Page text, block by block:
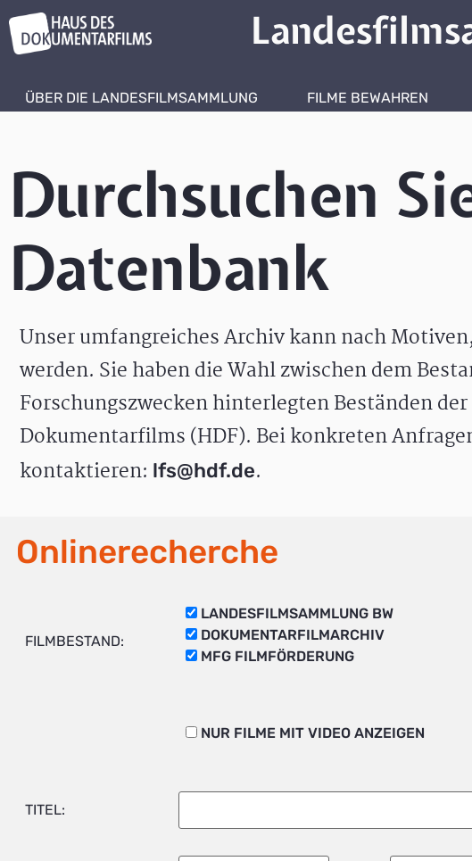
ÜBER DIE LANDESFILMSAMMLUNG FILME BEWAHREN
Durchsuchen
Datenbank
Unser umfangreiches Archiv kann nach
werden. Sie haben die Wahl zwischen dem
Forschungszwecken hinterlegten Beständen
Dokumentarfilms (HDF). Bei konkreten
kontaktieren: lfs@hdf.de.
Onlinerecherche
FILMBESTAND:
LANDESFILMSAMMLUNG BW
DOKUMENTARFILMARCHIV
MFG FILMFÖRDERUNG
NUR FILME MIT VIDEO ANZEIGEN
TITEL: